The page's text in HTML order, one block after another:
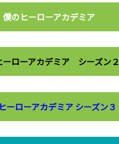
僕のヒーローアカデミア
ーローアカデミア シーズン２
ーローアカデミア シーズン３